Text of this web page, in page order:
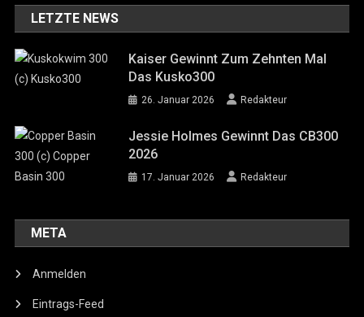
LETZTE NEWS
Kaiser Gewinnt Zum Zehnten Mal
Das Kusko300
26. Januar 2026 Redakteur
Jessie Holmes Gewinnt Das CB300
2026
17. Januar 2026 Redakteur
META
Anmelden
Eintrags-Feed